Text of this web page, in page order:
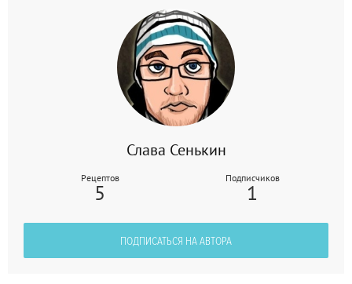
Слава Сенькин
Рецептов
5
Подписчиков
1
ПОДПИСАТЬСЯ НА АВТОРА